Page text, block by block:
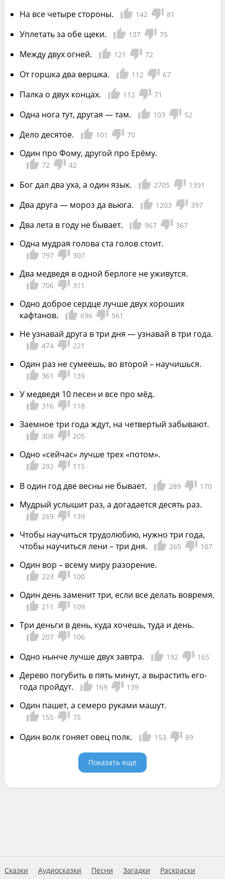
На все четыре стороны. 142 81
Уплетать за обе щеки. 137 75
Между двух огней. 121 72
От горшка два вершка. 112 67
Палка о двух концах. 112 71
Одна нога тут, другая — там. 103 52
Дело десятое. 101 70
Один про Фому, другой про Ерёму.
72 42
Бог дал два уха, а один язык. 2705 1391
Два друга — мороз да вьюга. 1203 397
Два лета в году не бывает. 967 367
Одна мудрая голова ста голов стоит.
797 307
Два медведя в одной берлоге не уживутся.
706 311
Одно доброе сердце лучше двух хороших
кафтанов.
696 561
Не узнавай друга в три дня — узнавай в три года.
474 221
Один раз не сумеешь, во второй – научишься.
361 139
У медведя 10 песен и все про мёд.
316 118
Заемное три года ждут, на четвертый забывают.
308 205
Одно «сейчас» лучше трех «потом».
292 115
В один год две весны не бывает. 289 170
Мудрый услышит раз, а догадается десять раз.
269 139
Чтобы научиться трудолюбию, нужно три года,
чтобы научиться лени – три дня.
265 107
Один вор – всему миру разорение.
223 100
Один день заменит три, если все делать вовремя.
211 109
Три деньги в день, куда хочешь, туда и день.
207 106
Одно нынче лучше двух завтра. 192 165
Дерево погубить в пять минут, а вырастить его-
года пройдут.
169 139
Один пашет, а семеро руками машут.
155 75
Один волк гоняет овец полк. 153 89
Показать еще
Сказки Аудиосказки Песни Загадки Раскраски